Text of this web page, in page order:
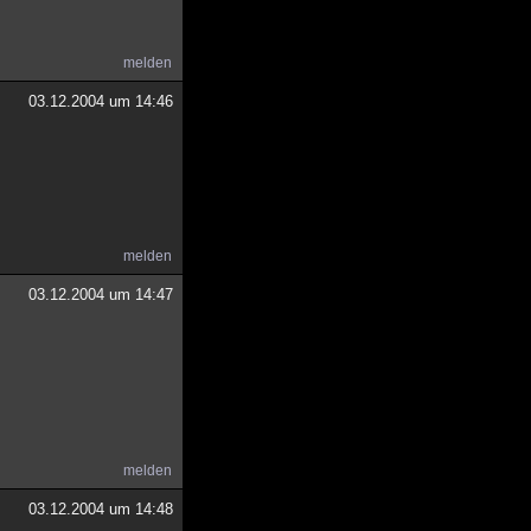
melden
03.12.2004 um 14:46
melden
03.12.2004 um 14:47
melden
03.12.2004 um 14:48